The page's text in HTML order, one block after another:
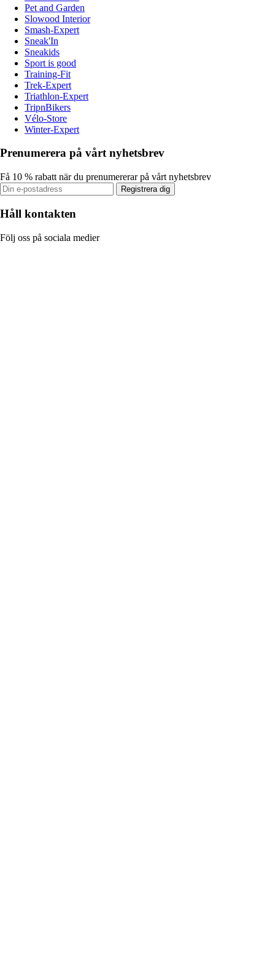
Pet and Garden
Slowood Interior
Smash-Expert
Sneak'In
Sneakids
Sport is good
Training-Fit
Trek-Expert
Triathlon-Expert
TripnBikers
Vélo-Store
Winter-Expert
Prenumerera på vårt nyhetsbrev
Få 10 % rabatt när du prenumererar på vårt nyhetsbrev
Registrera dig
Håll kontakten
Följ oss på sociala medier